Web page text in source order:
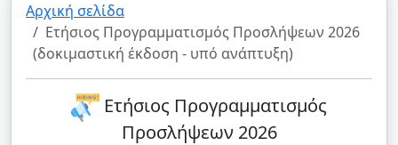
Αρχική σελίδα
Ετήσιος Προγραμματισμός Προσλήψεων 2026
(δοκιμαστική έκδοση - υπό ανάπτυξη)
Ετήσιος Προγραμματισμός
Προσλήψεων 2026